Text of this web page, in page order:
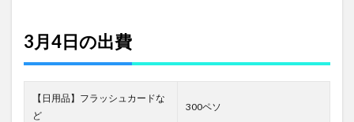
3月4日の出費
【日用品】フラッシュカードな
ど
300ペソ